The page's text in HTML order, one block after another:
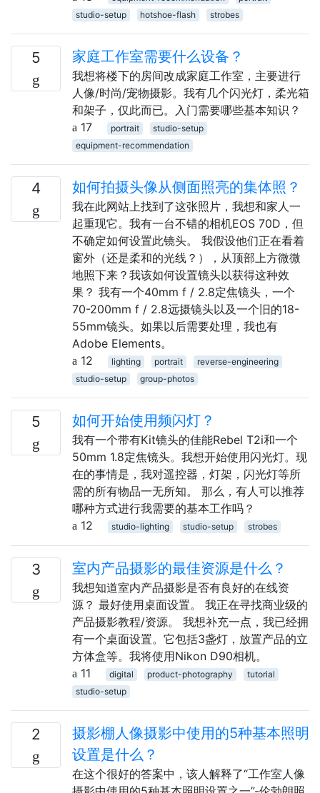
studio-setup
hotshoe-flash strobes
5 家庭工作室需要什么设备？
我想将楼下的房间改成家庭工作室，主要进行
人像/时尚/宠物摄影。我有几个闪光灯，柔光箱
和架子，仅此而已。入门需要哪些基本知识？
17
portrait
studio-setup
equipment-recommendation
4 如何拍摄头像从侧面照亮的集体照？
我在此网站上找到了这张照片，我想和家人一
起重现它。我有一台不错的相机EOS 70D，但
不确定如何设置此镜头。 我假设他们正在看着
窗外（还是柔和的光线？），从顶部上方微微
地照下来？我该如何设置镜头以获得这种效
果？ 我有一个40mm f / 2.8定焦镜头，一个
70-200mm f / 2.8远摄镜头以及一个旧的18-
55mm镜头。如果以后需要处理，我也有
Adobe Elements。
12
lighting portrait
reverse-engineering
studio-setup
group-photos
5 如何开始使用频闪灯？
我有一个带有Kit镜头的佳能Rebel T2i和一个
50mm 1.8定焦镜头。我想开始使用闪光灯。现
在的事情是，我对遥控器，灯架，闪光灯等所
需的所有物品一无所知。 那么，有人可以推荐
哪种方式进行我需要的基本工作吗？
12
studio-lighting studio-setup strobes
3 室内产品摄影的最佳资源是什么？
我想知道室内产品摄影是否有良好的在线资
源？ 最好使用桌面设置。 我正在寻找商业级的
产品摄影教程/资源。 我想补充一点，我已经拥
有一个桌面设置。它包括3盏灯，放置产品的立
方体盒等。我将使用Nikon D90相机。
11
digital product-photography
tutorial
studio-setup
2
摄影棚人像摄影中使用的5种基本照明
设置是什么？
在这个很好的答案中，该人解释了“工作室人像